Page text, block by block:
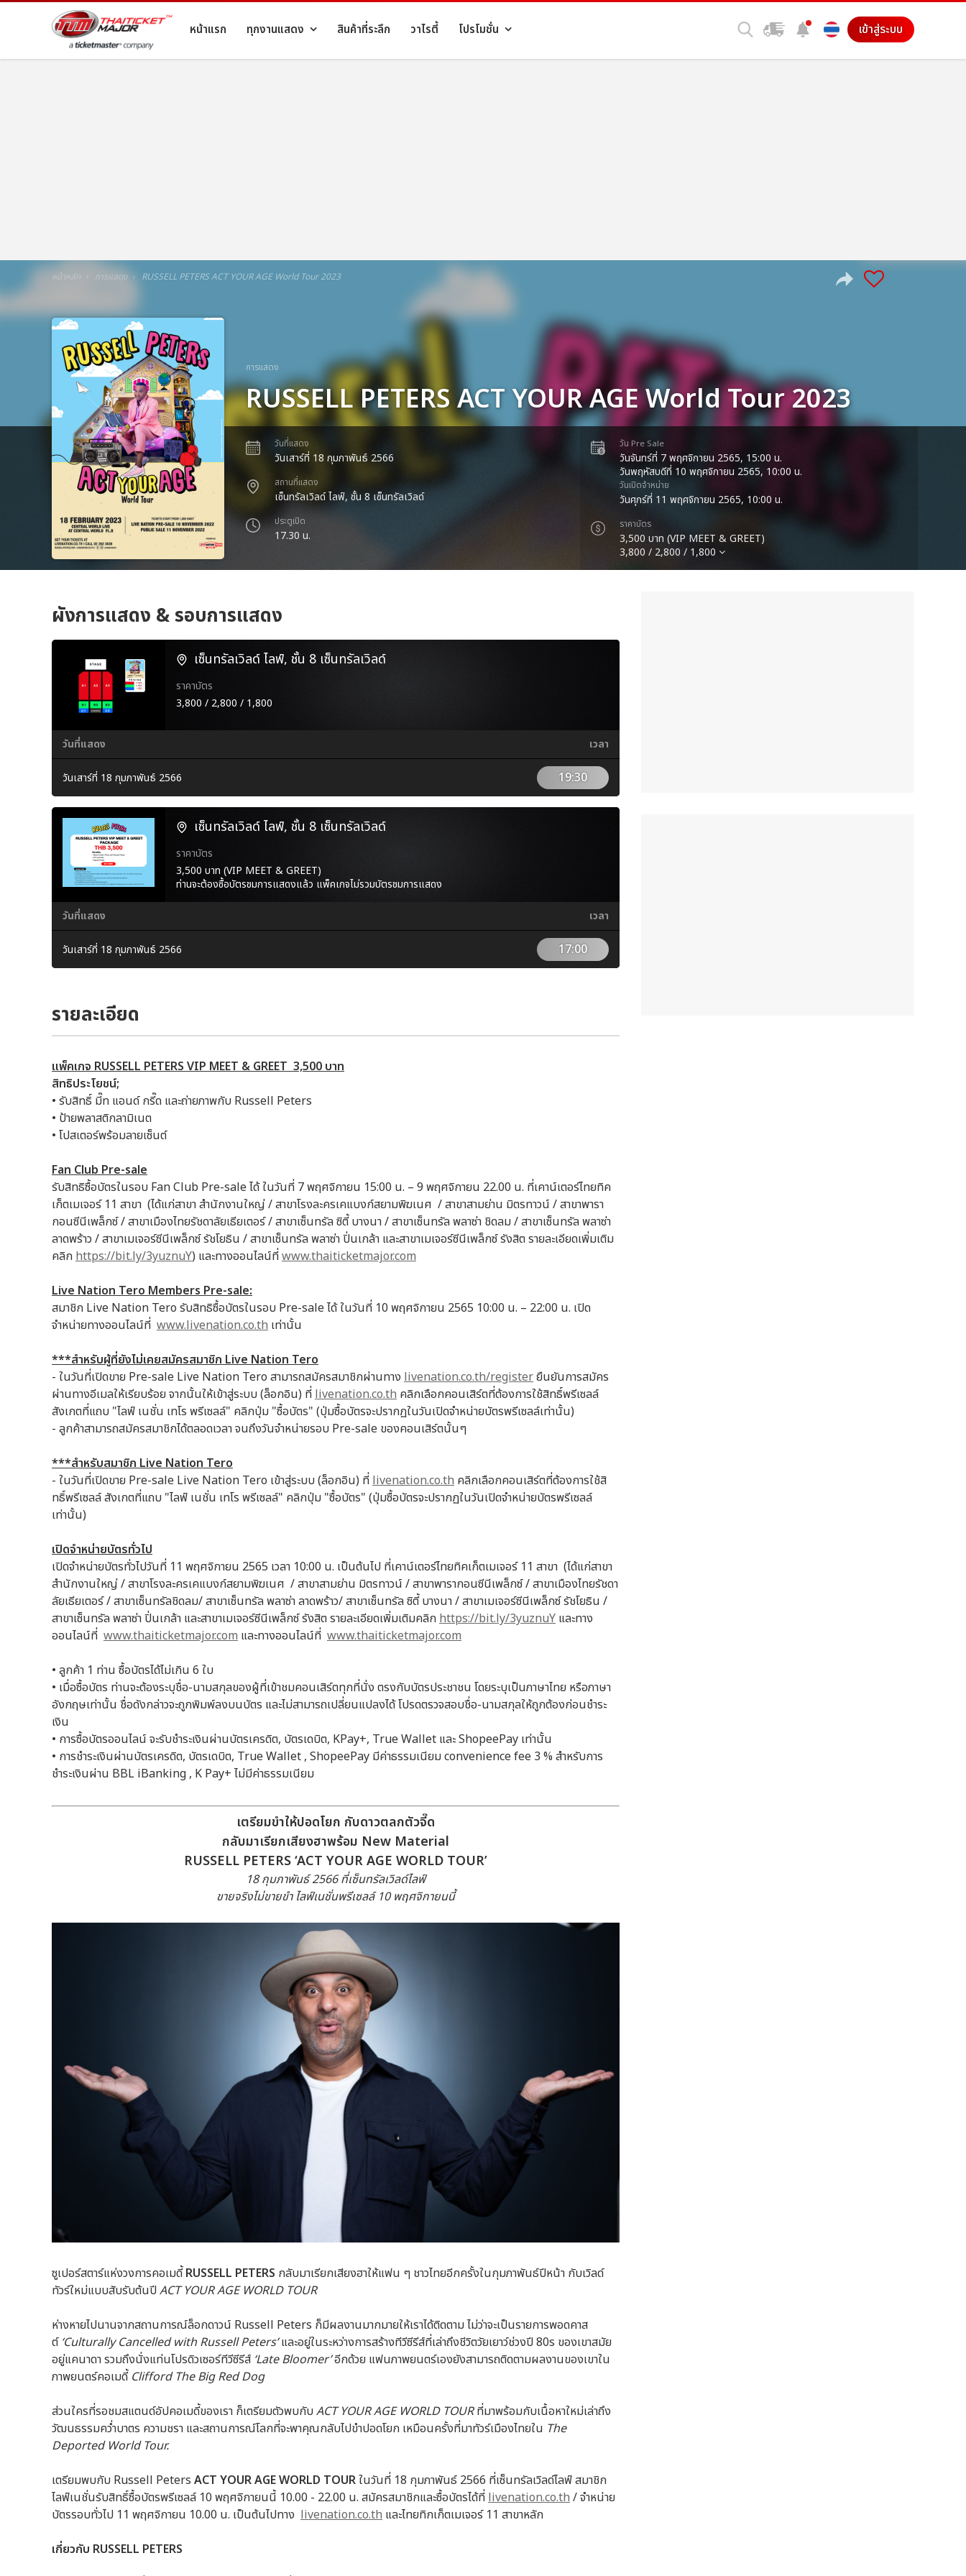
หน้าแรก ทุกงานแสดง สินค้าที่ระลึก วาไรตี้ โปรโมชั่น เข้าสู่ระบบ
หน้าหลัก การแสดง RUSSELL PETERS ACT YOUR AGE World Tour 2023
การแสดง
RUSSELL PETERS ACT YOUR AGE World Tour 2023
วันที่แสดง
วันเสาร์ที่ 18 กุมภาพันธ์ 2566
สถานที่แสดง
เซ็นทรัลเวิลด์ ไลฟ์, ชั้น 8 เซ็นทรัลเวิลด์
ประตูเปิด
17.30 น.
วัน Pre Sale
วันจันทร์ที่ 7 พฤศจิกายน 2565, 15:00 น.
วันพฤหัสบดีที่ 10 พฤศจิกายน 2565, 10:00 น.
วันเปิดจำหน่าย
วันศุกร์ที่ 11 พฤศจิกายน 2565, 10:00 น.
ราคาบัตร
3,500 บาท (VIP MEET & GREET)
3,800 / 2,800 / 1,800
ผังการแสดง & รอบการแสดง
เซ็นทรัลเวิลด์ ไลฟ์, ชั้น 8 เซ็นทรัลเวิลด์
ราคาบัตร
3,800 / 2,800 / 1,800
วันที่แสดง เวลา
วันเสาร์ที่ 18 กุมภาพันธ์ 2566 19:30
เซ็นทรัลเวิลด์ ไลฟ์, ชั้น 8 เซ็นทรัลเวิลด์
ราคาบัตร
3,500 บาท (VIP MEET & GREET)
ท่านจะต้องซื้อบัตรชมการแสดงแล้ว แพ็คเกจไม่รวมบัตรชมการแสดง
วันที่แสดง เวลา
วันเสาร์ที่ 18 กุมภาพันธ์ 2566 17:00
รายละเอียด
แพ็คเกจ RUSSELL PETERS VIP MEET & GREET 3,500 บาท
สิทธิประโยชน์;
• รับสิทธิ์ มี๊ท แอนด์ กรี๊ด และถ่ายภาพกับ Russell Peters
• ป้ายพลาสติกลามิเนต
• โปสเตอร์พร้อมลายเซ็นต์
Fan Club Pre-sale
รับสิทธิซื้อบัตรในรอบ Fan Club Pre-sale ได้ ในวันที่ 7 พฤศจิกายน 15:00 น. – 9 พฤศจิกายน 22.00 น. ที่เคาน์เตอร์ไทยทิค
เก็ตเมเจอร์ 11 สาขา (ได้แก่สาขา สำนักงานใหญ่ / สาขาโรงละครเคแบงก์สยามพิฆเนศ / สาขาสามย่าน มิตรทาวน์ / สาขาพารา
กอนซีนีเพล็กซ์ / สาขาเมืองไทยรัชดาลัยเธียเตอร์ / สาขาเซ็นทรัล ซิตี้ บางนา / สาขาเซ็นทรัล พลาซ่า ชิดลม / สาขาเซ็นทรัล พลาซ่า
ลาดพร้าว / สาขาเมเจอร์ซีนีเพล็กซ์ รัชโยธิน / สาขาเซ็นทรัล พลาซ่า ปิ่นเกล้า และสาขาเมเจอร์ซีนีเพล็กซ์ รังสิต รายละเอียดเพิ่มเติม
คลิก https://bit.ly/3yuznuY) และทางออนไลน์ที่www.thaiticketmajor.com
Live Nation Tero Members Pre-sale:
สมาชิก Live Nation Tero รับสิทธิซื้อบัตรในรอบ Pre-sale ได้ ในวันที่ 10 พฤศจิกายน 2565 10:00 น. – 22:00 น. เปิด
จำหน่ายทางออนไลน์ที่ www.livenation.co.th เท่านั้น
***สำหรับผู้ที่ยังไม่เคยสมัครสมาชิก Live Nation Tero
- ในวันที่เปิดขาย Pre-sale Live Nation Tero สามารถสมัครสมาชิกผ่านทาง livenation.co.th/registerยืนยันการสมัคร
ผ่านทางอีเมลให้เรียบร้อย จากนั้นให้เข้าสู่ระบบ (ล็อกอิน) ที่livenation.co.th คลิกเลือกคอนเสิร์ตที่ต้องการใช้สิทธิ์พรีเซลล์
สังเกตที่แถบ "ไลฟ์ เนชั่น เทโร พรีเซลล์" คลิกปุ่ม "ซื้อบัตร" (ปุ่มซื้อบัตรจะปรากฏในวันเปิดจำหน่ายบัตรพรีเซลล์เท่านั้น)
- ลูกค้าสามารถสมัครสมาชิกได้ตลอดเวลา จนถึงวันจำหน่ายรอบ Pre-sale ของคอนเสิร์ตนั้นๆ
***สำหรับสมาชิก Live Nation Tero
- ในวันที่เปิดขาย Pre-sale Live Nation Tero เข้าสู่ระบบ (ล็อกอิน) ที่livenation.co.th คลิกเลือกคอนเสิร์ตที่ต้องการใช้สิ
ทธิ์พรีเซลล์ สังเกตที่แถบ "ไลฟ์ เนชั่น เทโร พรีเซลล์" คลิกปุ่ม "ซื้อบัตร" (ปุ่มซื้อบัตรจะปรากฏในวันเปิดจำหน่ายบัตรพรีเซลล์
เท่านั้น)
เปิดจำหน่ายบัตรทั่วไป
เปิดจำหน่ายบัตรทั่วไปวันที่ 11 พฤศจิกายน 2565 เวลา 10:00 น. เป็นต้นไป ที่เคาน์เตอร์ไทยทิคเก็ตเมเจอร์ 11 สาขา (ได้แก่สาขา
สำนักงานใหญ่ / สาขาโรงละครเคแบงก์สยามพิฆเนศ / สาขาสามย่าน มิตรทาวน์ / สาขาพารากอนซีนีเพล็กซ์ / สาขาเมืองไทยรัชดา
ลัยเธียเตอร์ / สาขาเซ็นทรัลชิดลม/ สาขาเซ็นทรัล พลาซ่า ลาดพร้าว/ สาขาเซ็นทรัล ซิตี้ บางนา / สาขาเมเจอร์ซีนีเพล็กซ์ รัชโยธิน /
สาขาเซ็นทรัล พลาซ่า ปิ่นเกล้า และสาขาเมเจอร์ซีนีเพล็กซ์ รังสิต รายละเอียดเพิ่มเติมคลิก https://bit.ly/3yuznuY และทาง
ออนไลน์ที่ www.thaiticketmajor.com และทางออนไลน์ที่ www.thaiticketmajor.com
• ลูกค้า 1 ท่าน ซื้อบัตรได้ไม่เกิน 6 ใบ
• เมื่อซื้อบัตร ท่านจะต้องระบุชื่อ-นามสกุลของผู้ที่เข้าชมคอนเสิร์ตทุกที่นั่ง ตรงกับบัตรประชาชน โดยระบุเป็นภาษาไทย หรือภาษา
อังกฤษเท่านั้น ชื่อดังกล่าวจะถูกพิมพ์ลงบนบัตร และไม่สามารถเปลี่ยนแปลงได้ โปรดตรวจสอบชื่อ-นามสกุลให้ถูกต้องก่อนชำระ
เงิน
• การซื้อบัตรออนไลน์ จะรับชำระเงินผ่านบัตรเครดิต, บัตรเดบิต, KPay+, True Wallet และ ShopeePay เท่านั้น
• การชำระเงินผ่านบัตรเครดิต, บัตรเดบิต, True Wallet , ShopeePay มีค่าธรรมเนียม convenience fee 3 % สำหรับการ
ชำระเงินผ่าน BBL iBanking , K Pay+ ไม่มีค่าธรรมเนียม
เตรียมขำให้ปอดโยก กับดาวตลกตัวจี๊ด
กลับมาเรียกเสียงฮาพร้อม New Material
RUSSELL PETERS ‘ACT YOUR AGE WORLD TOUR’
18กุมภาพันธ์2566ที่เซ็นทรัลเวิลด์ไลฟ์
ขายจริงไม่ขายขำ ไลฟ์เนชั่นพรีเซลล์ 10พฤศจิกายนนี้
ซูเปอร์สตาร์แห่งวงการคอเมดี้RUSSELL PETERS กลับมาเรียกเสียงฮาให้แฟน ๆ ชาวไทยอีกครั้งในกุมภาพันธ์ปีหน้า กับเวิลด์
ทัวร์ใหม่แบบสับรับต้นปี ACT YOUR AGE WORLD TOUR
ห่างหายไปนานจากสถานการณ์ล็อกดาวน์ Russell Peters ก็มีผลงานมากมายให้เราได้ติดตาม ไม่ว่าจะเป็นรายการพอดคาส
ต์ ‘Culturally Cancelled with Russell Peters’และอยู่ในระหว่างการสร้างทีวีซีรีส์ที่เล่าถึงชีวิตวัยเยาว์ช่วงปี 80s ของเขาสมัย
อยู่แคนาดา รวมถึงนั่งแท่นโปรดิวเซอร์ทีวีซีรีส์ ‘Late Bloomer’อีกด้วย แฟนภาพยนตร์เองยังสามารถติดตามผลงานของเขาใน
ภาพยนตร์คอเมดี้ Clifford The Big Red Dog
ส่วนใครที่รอชมสแตนด์อัปคอเมดี้ของเรา ก็เตรียมตัวพบกับ ACT YOUR AGE WORLD TOURที่มาพร้อมกับเนื้อหาใหม่เล่าถึง
วัฒนธรรมคว่ำบาตร ความชรา และสถานการณ์โลกที่จะพาคุณกลับไปขำปอดโยก เหมือนครั้งที่มาทัวร์เมืองไทยใน The
Deported World Tour.
เตรียมพบกับ Russell Peters ACT YOUR AGE WORLD TOURในวันที่ 18 กุมภาพันธ์ 2566 ที่เซ็นทรัลเวิลด์ไลฟ์ สมาชิก
ไลฟ์เนชั่นรับสิทธิ์ซื้อบัตรพรีเซลล์ 10 พฤศจิกายนนี้ 10.00 - 22.00 น. สมัครสมาชิกและซื้อบัตรได้ที่ livenation.co.th / จำหน่าย
บัตรรอบทั่วไป 11 พฤศจิกายน 10.00 น. เป็นต้นไปทาง livenation.co.th และไทยทิกเก็ตเมเจอร์ 11 สาขาหลัก
เกี่ยวกับ RUSSELL PETERS